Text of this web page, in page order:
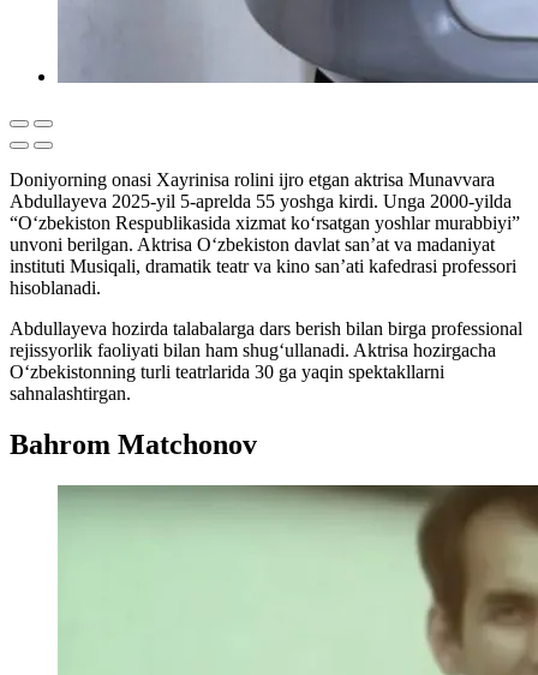
Doniyorning onasi Xayrinisa rolini ijro etgan aktrisa Munavvara
Abdullayeva 2025-yil 5-aprelda 55 yoshga kirdi. Unga 2000-yilda
“O‘zbekiston Respublikasida xizmat ko‘rsatgan yoshlar murabbiyi”
unvoni berilgan. Aktrisa O‘zbekiston davlat san’at va madaniyat
instituti Musiqali, dramatik teatr va kino san’ati kafedrasi professori
hisoblanadi.
Abdullayeva hozirda talabalarga dars berish bilan birga professional
rejissyorlik faoliyati bilan ham shug‘ullanadi. Aktrisa hozirgacha
O‘zbekistonning turli teatrlarida 30 ga yaqin spektakllarni
sahnalashtirgan.
Bahrom Matchonov